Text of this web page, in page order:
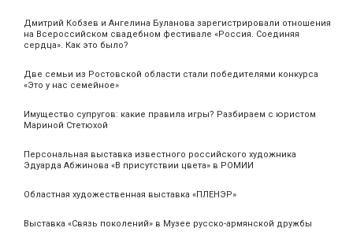
Дмитрий Кобзев и Ангелина Буланова зарегистрировали отношения
на Всероссийском свадебном фестивале «Россия. Соединяя
сердца». Как это было?
Две семьи из Ростовской области стали победителями конкурса
«Это у нас семейное»
Имущество супругов: какие правила игры? Разбираем с юристом
Мариной Стетюхой
Персональная выставка известного российского художника
Эдуарда Абжинова «В присутствии цвета» в РОМИИ
Областная художественная выставка «ПЛЕНЭР»
Выставка «Связь поколений» в Музее русско-армянской дружбы